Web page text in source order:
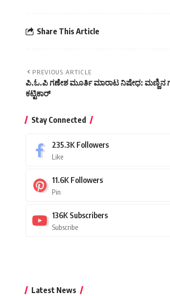
Share This Article
PREVIOUS ARTICLE
ಪಿ.ಓ.ಪಿ‌ ಗಣೇಶ ಮೂರ್ತಿ ಮಾರಾಟ ನಿಷೇಧ: ಮಣ್ಣಿನ
ಕಟ್ಟಿಕಾರ್
Stay Connected
235.3K Followers
Like
11.6K Followers
Pin
136K Subscribers
Subscribe
Latest News